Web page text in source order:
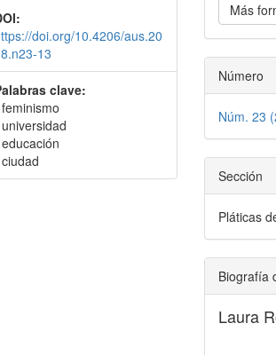
doi.org/10.4206/aus.20
13
clave:
Más
Número
Núm. 23
Sección
Pláticas
Biografía
Laura